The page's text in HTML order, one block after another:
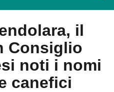
il
Consiglio
noti i nomi
canefici